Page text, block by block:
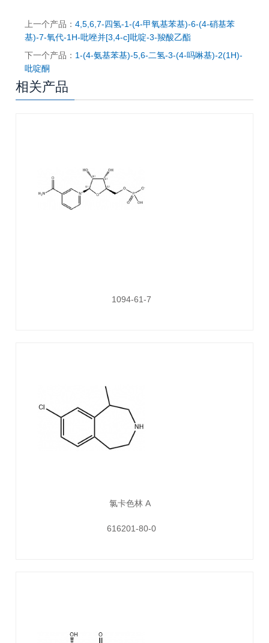
上一个产品：4,5,6,7-四氢-1-(4-甲氧基苯基)-6-(4-硝基苯
基)-7-氧代-1H-吡唑并[3,4-c]吡啶-3-羧酸乙酯
下一个产品： 1-(4-氨基苯基)-5,6-二氢-3-(4-吗啉基)-2(1H)-
吡啶酮
相关产品
1094-61-7
氯卡色林 A
616201-80-0